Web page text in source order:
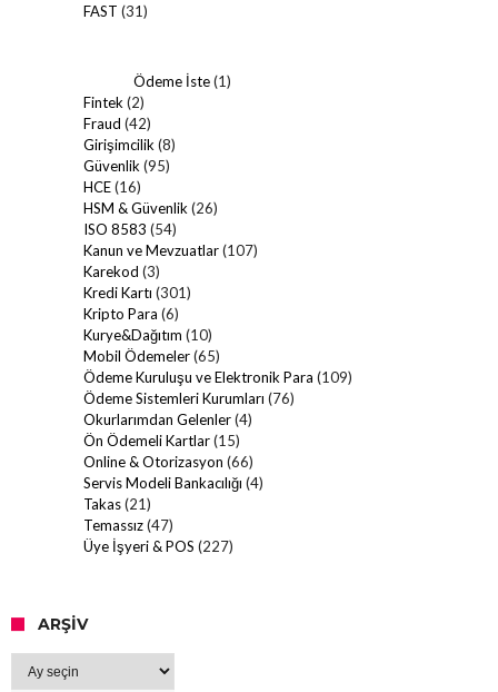
FAST (31)
Ödeme İste(1)
Fintek (2)
Fraud (42)
Girişimcilik (8)
Güvenlik (95)
HCE(16)
HSM & Güvenlik (26)
ISO 8583 (54)
Kanun ve Mevzuatlar(107)
Karekod (3)
Kredi Kartı (301)
Kripto Para (6)
Kurye&Dağıtım (10)
Mobil Ödemeler(65)
Ödeme Kuruluşu ve Elektronik Para (109)
Ödeme Sistemleri Kurumları (76)
Okurlarımdan Gelenler(4)
Ön Ödemeli Kartlar(15)
Online & Otorizasyon (66)
Servis Modeli Bankacılığı (4)
Takas(21)
Temassız(47)
Üye İşyeri & POS (227)
ARŞIV